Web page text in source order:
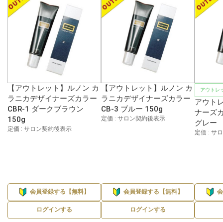
【アウトレット】ルノン カ
ラニカデザイナーズカラー
CBR-1 ダークブラウン
150g
定価 : サロン契約後表示
会員登録する【無料】
ログインする
【アウトレット】ルノン カ
ラニカデザイナーズカラー
CB-3 ブルー 150g
定価 : サロン契約後表示
会員登録する【無料】
ログインする
アウトレ
アウト
ナーズ
グレー
定価 : サ